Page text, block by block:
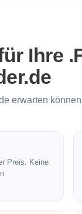
Ihre
erwarten
Preis. Keine